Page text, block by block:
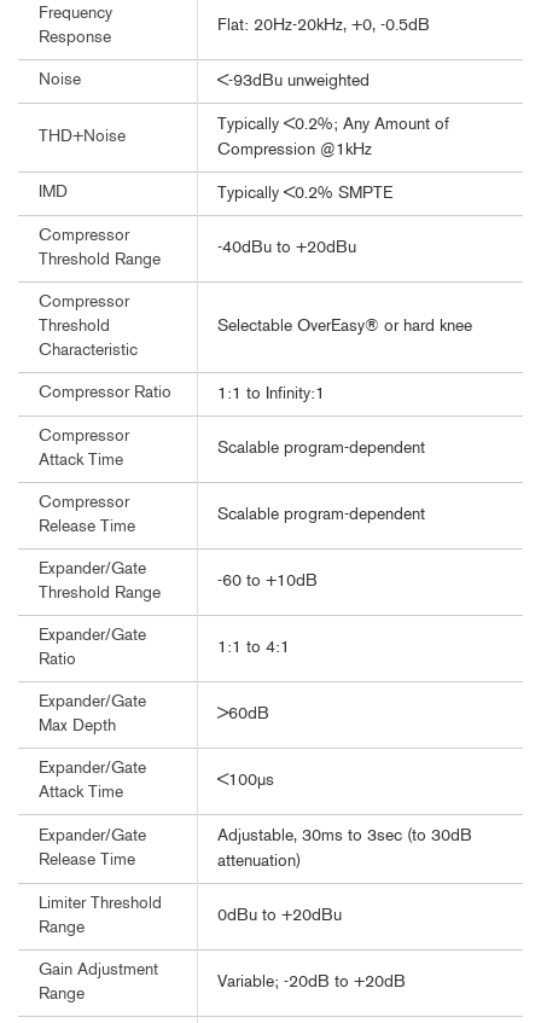
Frequency
Response
Flat: 20Hz-20kHz, +0, -0.5dB
Noise <-93dBu unweighted
THD+Noise
Typically <0.2%; Any Amount of
Compression @1kHz
IMD Typically <0.2% SMPTE
Compressor
Threshold Range
-40dBu to +20dBu
Compressor
Threshold
Characteristic
Selectable OverEasy® or hard knee
Compressor Ratio 1:1 to Infinity:1
Compressor
Attack Time
Scalable program-dependent
Compressor
Release Time
Scalable program-dependent
Expander/Gate
Threshold Range
-60 to +10dB
Expander/Gate
Ratio
1:1 to 4:1
Expander/Gate
Max Depth
>60dB
Expander/Gate
Attack Time
<100µs
Expander/Gate
Release Time
Adjustable, 30ms to 3sec (to 30dB
attenuation)
Limiter Threshold
Range
0dBu to +20dBu
Gain Adjustment
Range
Variable; -20dB to +20dB